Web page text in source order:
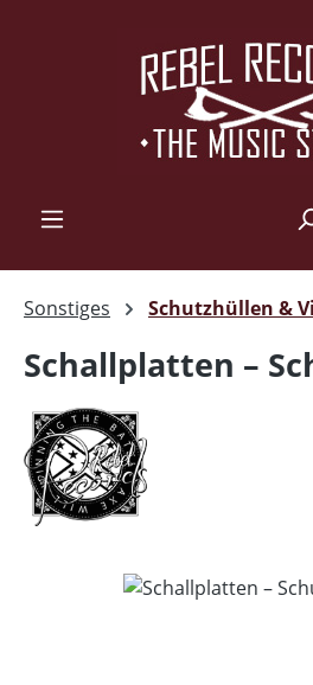
Sonstiges Schutzhüllen &
Schallplatten –